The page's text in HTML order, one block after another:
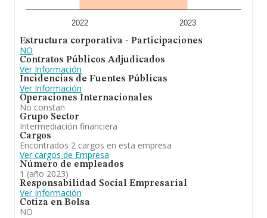
2022 2023
Estructura corporativa - Participaciones
NO
Contratos Públicos Adjudicados
Ver Información
Incidencias de Fuentes Públicas
Ver Información
Operaciones Internacionales
No constan
Grupo Sector
Intermediación financiera
Cargos
Encontrados 2 cargos en esta empresa
Ver cargos de Empresa
Número de empleados
1 (año 2023)
Responsabilidad Social Empresarial
Ver Información
Cotiza en Bolsa
NO